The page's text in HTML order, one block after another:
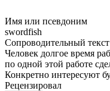
Имя или псевдоним
swordfish
Сопроводительный текст
Человек долгое время
по одной этой работе
Конкретно интересуют
Рецензировал